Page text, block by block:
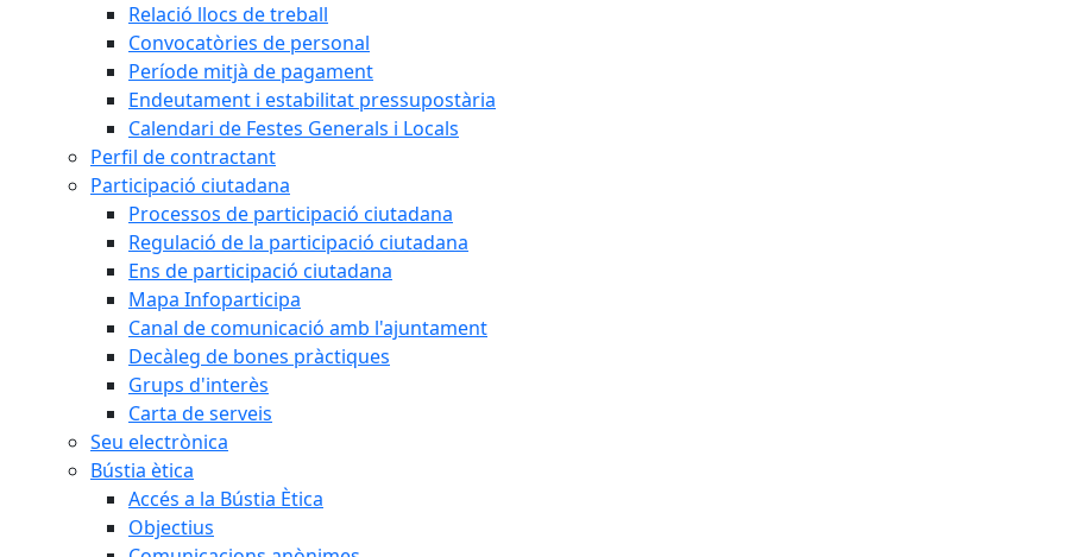
Relació llocs de treball
Convocatòries de personal
Període mitjà de pagament
Endeutament i estabilitat pressupostària
Calendari de Festes Generals i Locals
Perfil de contractant
Participació ciutadana
Processos de participació ciutadana
Regulació de la participació ciutadana
Ens de participació ciutadana
Mapa Infoparticipa
Canal de comunicació amb l'ajuntament
Decàleg de bones pràctiques
Grups d'interès
Carta de serveis
Seu electrònica
Bústia ètica
Accés a la Bústia Ètica
Objectius